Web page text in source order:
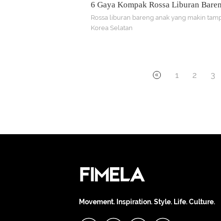
6 Gaya Kompak Rossa Liburan
yang Makin Tampan di Korea
Rossa liburan bareng anak yang makin
Korea Selatan
1 2 3
Movement. Inspiration. Style. Life. Culture.